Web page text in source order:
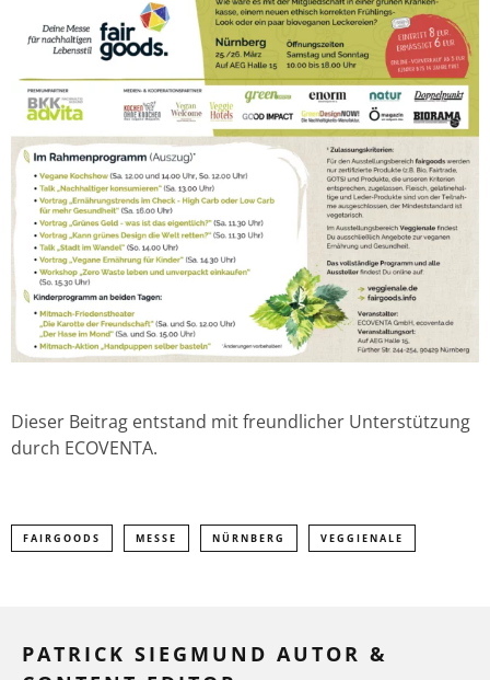
Dieser Beitrag entstand mit freundlicher Unterstützung
durch ECOVENTA.
FAIRGOODS MESSE NÜRNBERG VEGGIENALE
PATRICK SIEGMUND AUTOR &